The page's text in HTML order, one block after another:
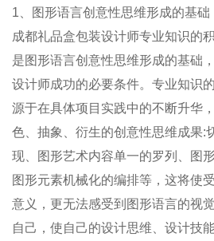
1、图形语言创意性思维形成的基础
成都礼品盒包装设计师专业知识的
是图形语言创意性思维形成的基础
设计师成功的必要条件。专业知识
源于在具体项目实践中的不断升华
色、抽象、衍生的创意性思维成果:
现、图形艺术内容单一的罗列、图
图形元素机械化的编排等，这将使
意义，更无法感受到图形语言的视
自己，使自己的设计思维、设计技